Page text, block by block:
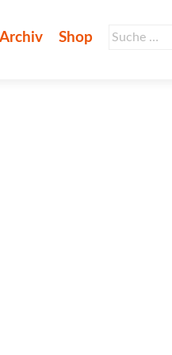
Suche
Archiv Shop